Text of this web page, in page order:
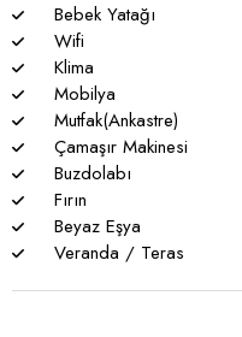
Bebek Yatağı
Wifi
Klima
Mobilya
Mutfak(Ankastre)
Çamaşır Makinesi
Buzdolabı
Fırın
Beyaz Eşya
Veranda / Teras